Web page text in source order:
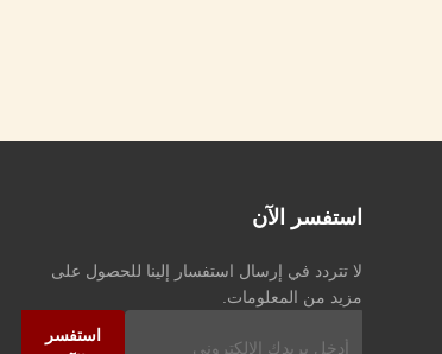
استفسر الآن
لا تتردد في إرسال استفسار إلينا للحصول على
مزيد من المعلومات.
استفسر